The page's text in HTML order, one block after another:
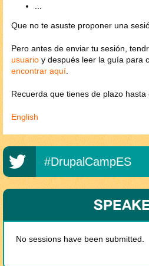
Que no te asuste proponer una
Pero antes de enviar tu sesión,
usuario y después leer la guía para
encontrar aquí
Recuerda que tienes de plazo hasta
English
#DrupalCampES
No sessions have been submitted.